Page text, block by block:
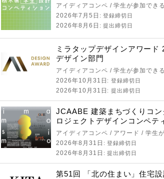
アイディアコンペ / 学生が参加でき
2026年7月5日 : 登録締切日
2026年8月6日 : 提出締切日
ミラタップデザインアワード
デザイン部門
アイディアコンペ / 学生が参加でき
2026年10月31日 : 登録締切日
2026年10月31日 : 提出締切日
JCAABE 建築まちづくりコ
ロジェクトデザインコンペテ
アイディアコンペ / アワード / 学生
2026年8月31日 : 登録締切日
2026年8月31日 : 提出締切日
第51回 「北の住まい」住宅